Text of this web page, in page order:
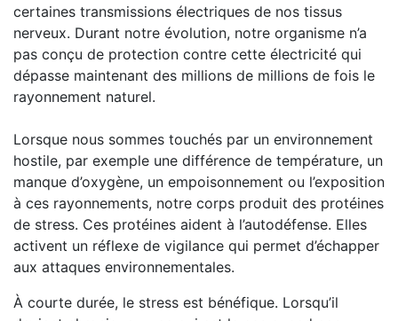
certaines transmissions électriques de nos tissus
nerveux. Durant notre évolution, notre organisme n’a
pas conçu de protection contre cette électricité qui
dépasse maintenant des millions de millions de fois le
rayonnement naturel.
Lorsque nous sommes touchés par un environnement
hostile, par exemple une différence de température, un
manque d’oxygène, un empoisonnement ou l’exposition
à ces rayonnements, notre corps produit des protéines
de stress. Ces protéines aident à l’autodéfense. Elles
activent un réflexe de vigilance qui permet d’échapper
aux attaques environnementales.
À courte durée, le stress est bénéfique. Lorsqu’il